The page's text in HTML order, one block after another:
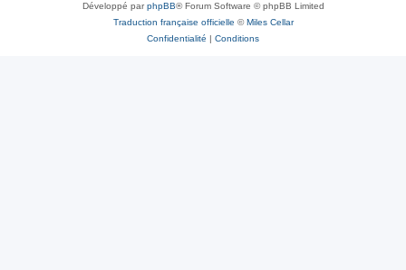
Développé parphpBB® Forum Software © phpBB Limited
Traduction française officielle ©Miles Cellar
Confidentialité | Conditions